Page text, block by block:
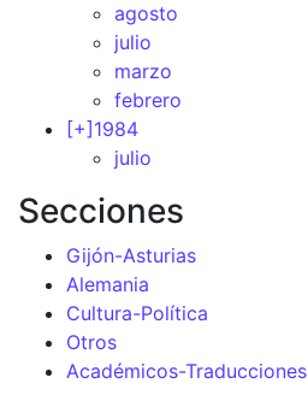
agosto
julio
marzo
febrero
[+] 1984
julio
Secciones
Gijón-Asturias
Alemania
Cultura-Política
Otros
Académicos-Traducciones